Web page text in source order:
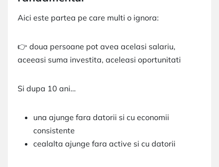
Aici este partea pe care multi o ignora:
👉 doua persoane pot avea acelasi salariu,
aceeasi suma investita, aceleasi oportunitati
Si dupa 10 ani…
una ajunge fara datorii si cu economii
consistente
cealalta ajunge fara active si cu datorii